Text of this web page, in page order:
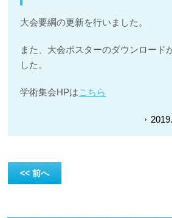
大会要綱の更新を行いました。
また、大会ポスターのダウンロード
した。
学術集会HPはこちら
<< 前へ